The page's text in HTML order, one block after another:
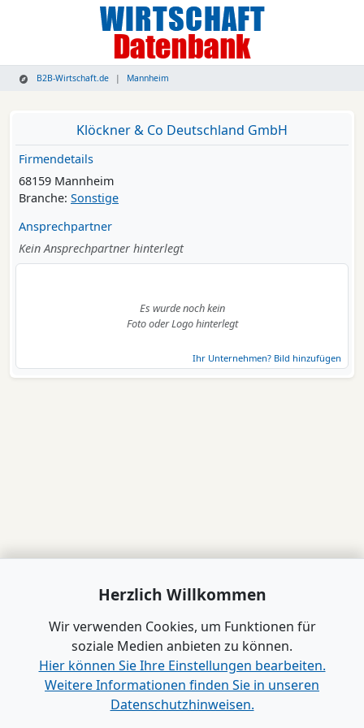
B2B-Wirtschaft.de Mannheim
Klöckner & Co Deutschland GmbH
Firmendetails
68159 Mannheim
Branche: Sonstige
Ansprechpartner
Kein Ansprechpartner hinterlegt
Es wurde noch kein
Foto oder Logo hinterlegt
Ihr Unternehmen? Bild hinzufügen
Herzlich Willkommen
Wir verwenden Cookies, um Funktionen für
soziale Medien anbieten zu können.
Hier können Sie Ihre Einstellungen bearbeiten.
Weitere Informationen finden Sie in unseren
Datenschutzhinweisen.